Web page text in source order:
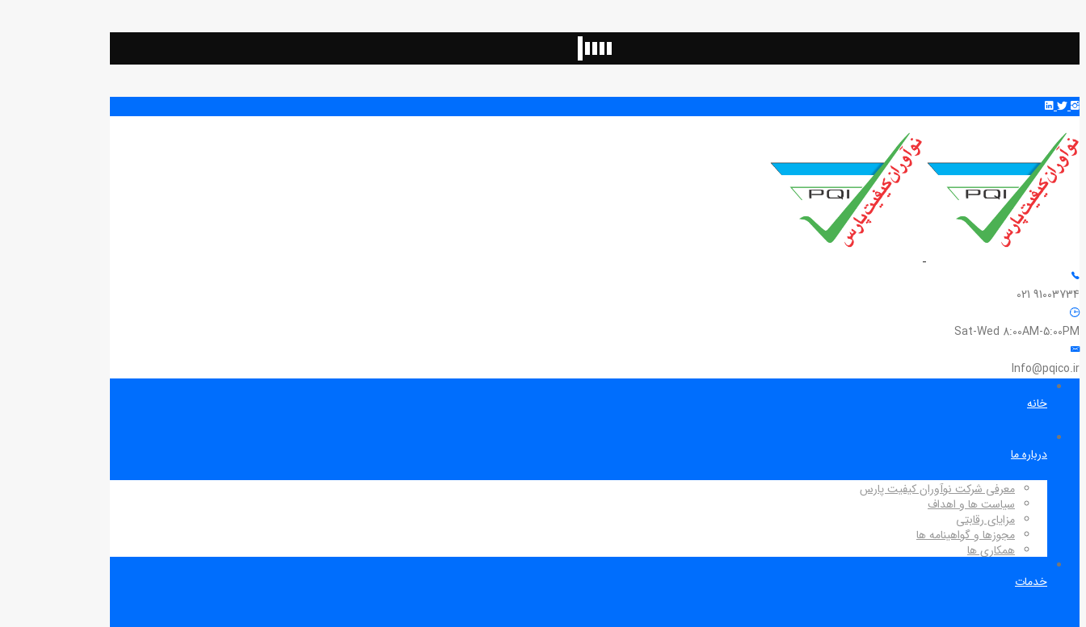
91003734 021
Sat-Wed 8:00AM-5:00PM
Info@pqico.ir
خانه
درباره ما
معرفی شرکت نوآوران کیفیت پارس
سیاست ها و اهداف
مزایای رقابتی
مجوزها و گواهینامه ها
همکاری ها
خدمات